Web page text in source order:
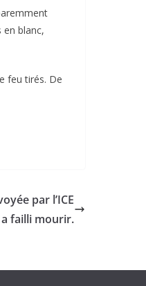
en blanc,
feu tirés. De
par l’ICE
a failli mourir.